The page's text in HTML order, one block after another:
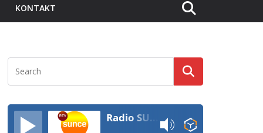
KONTAKT
Radio SUNCE